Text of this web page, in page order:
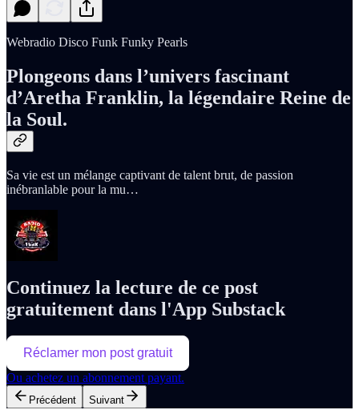
Webradio Disco Funk Funky Pearls
Plongeons dans l’univers fascinant
d’Aretha Franklin, la légendaire Reine de
la Soul.
Sa vie est un mélange captivant de talent brut, de passion
inébranlable pour la mu…
Continuez la lecture de ce post
gratuitement dans l'App Substack
Réclamer mon post gratuit
Ou achetez un abonnement payant.
Précédent Suivant